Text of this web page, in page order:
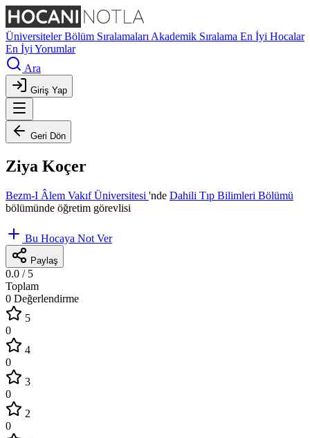
ÜniversitelerBölüm Sıralamaları Akademik Sıralama En İyi Hocalar
En İyi Yorumlar
Ara
Giriş Yap
Geri Dön
Ziya Koçer
Bezm-I Âlem Vakıf Üniversitesi 'nde Dahili Tıp Bilimleri Bölümü
bölümünde öğretim görevlisi
Bu Hocaya Not Ver
Paylaş
0.0 / 5
Toplam
0 Değerlendirme
5
0
4
0
3
0
2
0